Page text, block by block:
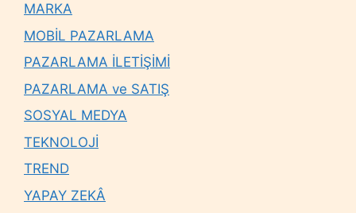
MARKA
MOBİL PAZARLAMA
PAZARLAMA İLETİŞİMİ
PAZARLAMA ve SATIŞ
SOSYAL MEDYA
TEKNOLOJİ
TREND
YAPAY ZEKÂ